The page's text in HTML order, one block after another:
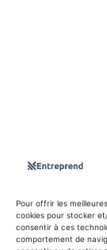
Pour offrir les
cookies pour stocker
consentir à ces
comportement de